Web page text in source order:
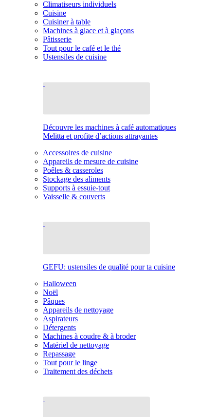
Climatiseurs individuels
Cuisine
Cuisiner à table
Machines à glace et à glaçons
Pâtisserie
Tout pour le café et le thé
Ustensiles de cuisine
Découvre les machines à café automatiques
Melitta et profite d’actions attrayantes
Accessoires de cuisine
Appareils de mesure de cuisine
Poêles & casseroles
Stockage des aliments
Supports à essuie-tout
Vaisselle & couverts
GEFU: ustensiles de qualité pour ta cuisine
Halloween
Noël
Pâques
Appareils de nettoyage
Aspirateurs
Détergents
Machines à coudre & à broder
Matériel de nettoyage
Repassage
Tout pour le linge
Traitement des déchets